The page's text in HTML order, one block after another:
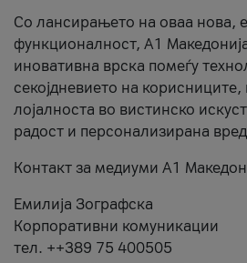
Со лансирањето на оваа нова,
функционалност, А1
иновативна врска помеѓу
секојдневието на корисниците,
лојалноста во вистинско
радост и персонализирана
Контакт за медиуми А1
Емилија Зографска
Корпоративни комуникации
тел. ++389 75 400505